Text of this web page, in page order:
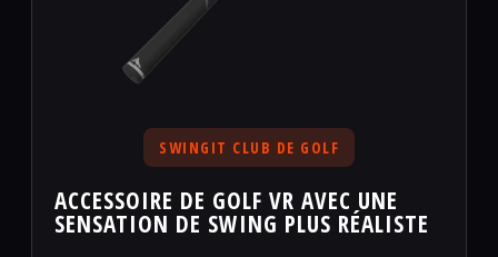
SWINGIT CLUB DE GOLF
ACCESSOIRE DE GOLF VR AVEC UNE
SENSATION DE SWING PLUS RÉALISTE